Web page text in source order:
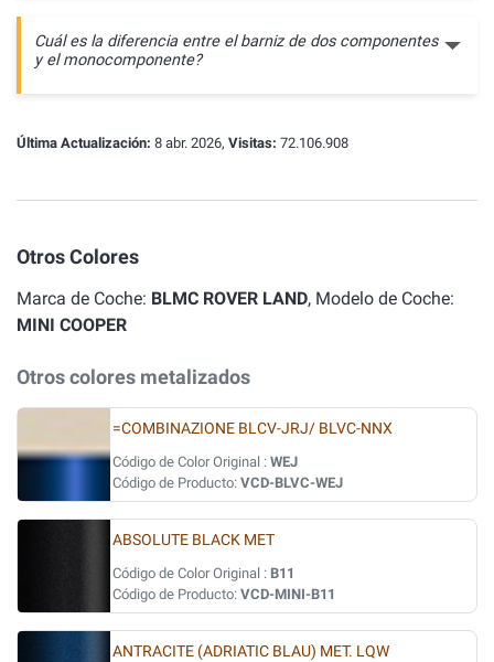
Cuál es la diferencia entre el barniz de dos componentes
y el monocomponente?
Última Actualización: 8 abr. 2026, Visitas: 72.106.908
Otros Colores
Marca de Coche: BLMC ROVER LAND, Modelo de Coche:
MINI COOPER
Otros colores metalizados
=COMBINAZIONE BLCV-JRJ/ BLVC-NNX
Código de Color Original : WEJ
Código de Producto: VCD-BLVC-WEJ
ABSOLUTE BLACK MET
Código de Color Original : B11
Código de Producto: VCD-MINI-B11
ANTRACITE (ADRIATIC BLAU) MET. LQW